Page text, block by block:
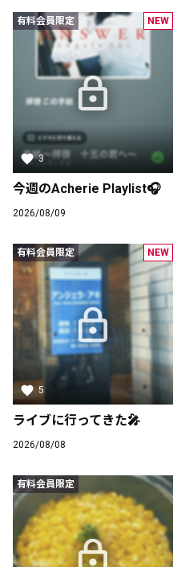
Acherie official fanclub
20日前
最近
この記事は
6 6
Acherie official fanclub
NEW
有料会員限定
3
今週のAcherie Playlist🎧
2026/08/09
NEW
有料会員限定
5
ライブに行ってきた🎤
2026/08/08
有料会員限定